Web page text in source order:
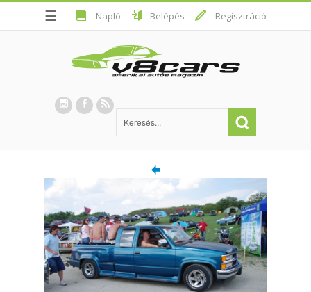
☰ Napló Belépés Regisztráció